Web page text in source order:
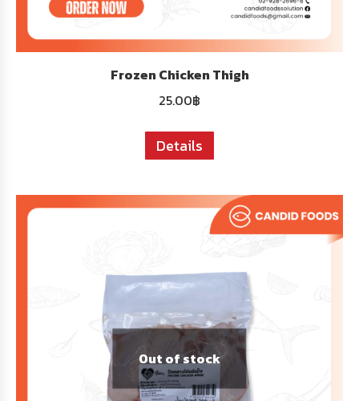
Frozen Chicken Thigh
25.00฿
Details
Out of stock